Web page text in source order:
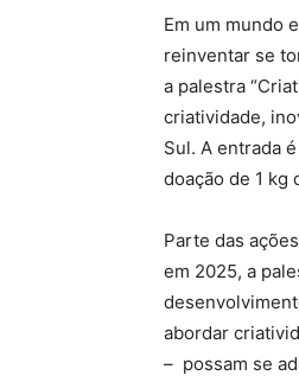
Em um mundo
reinventar se
a palestra
criatividade,
Sul. A entrada
doação de 1 kg
Parte das
em 2025, a
abordar
– possam se